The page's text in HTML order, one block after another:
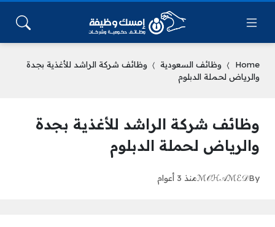
Home وظائف السعودية
وظائف شركة الراشد للأغذية بجدة
والرياض لحملة الدبلوم
وظائف شركة الراشد للأغذية بجدة
والرياض لحملة الدبلوم
By
ℳ𝒪ℋ𝒜ℳℰ𝒟منذ 3 أعوام